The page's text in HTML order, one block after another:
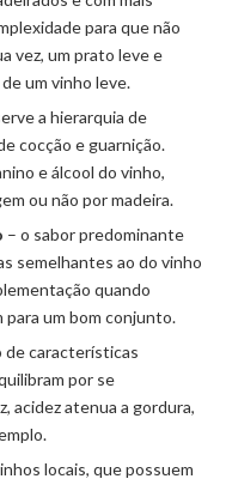
para que não
vez, um prato leve e
um vinho leve.
a hierarquia de
cocção e guarnição.
e álcool do vinho,
ou não por madeira.
– o sabor predominante
semelhantes ao do vinho
quando
um bom conjunto.
de características
por se
acidez atenua a gordura,
locais, que possuem